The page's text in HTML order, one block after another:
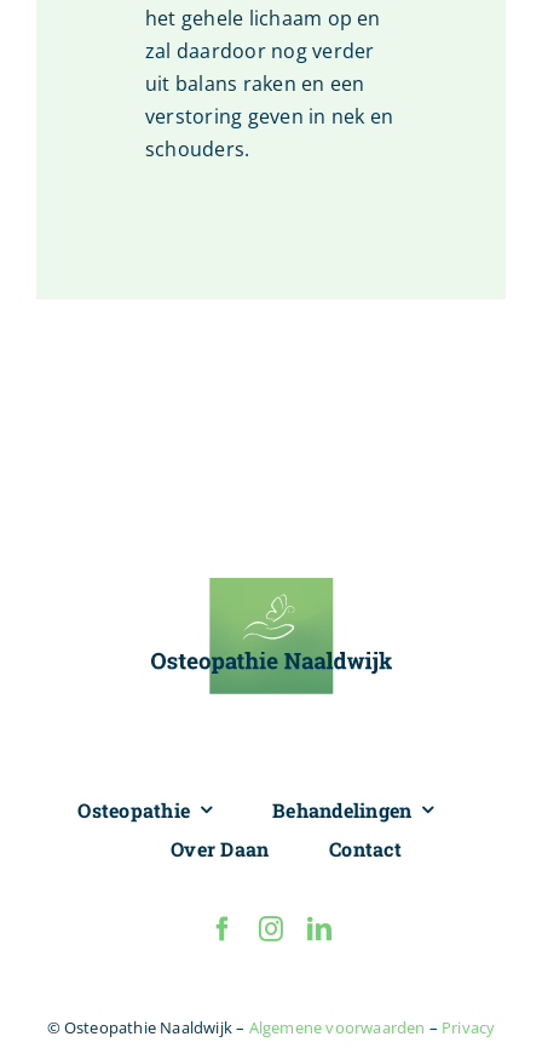
het gehele lichaam op en
zal daardoor nog verder
uit balans raken en een
verstoring geven in nek en
schouders.
Osteopathie
Behandelingen
Over Daan
Contact
© Osteopathie Naaldwijk – Algemene voorwaarden – Privacy